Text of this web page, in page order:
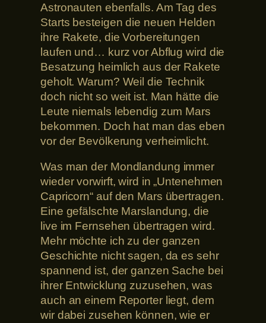
Astronauten ebenfalls. Am Tag des
Starts besteigen die neuen Helden
ihre Rakete, die Vorbereitungen
laufen und… kurz vor Abflug wird die
Besatzung heimlich aus der Rakete
geholt. Warum? Weil die Technik
doch nicht so weit ist. Man hätte die
Leute niemals lebendig zum Mars
bekommen. Doch hat man das eben
vor der Bevölkerung verheimlicht.
Was man der Mondlandung immer
wieder vorwirft, wird in „Untenehmen
Capricorn“ auf den Mars übertragen.
Eine gefälschte Marslandung, die
live im Fernsehen übertragen wird.
Mehr möchte ich zu der ganzen
Geschichte nicht sagen, da es sehr
spannend ist, der ganzen Sache bei
ihrer Entwicklung zuzusehen, was
auch an einem Reporter liegt, dem
wir dabei zusehen können, wie er